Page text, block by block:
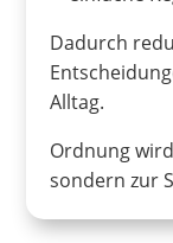
Dadurch
Alltag.
Ordnung
sondern zur